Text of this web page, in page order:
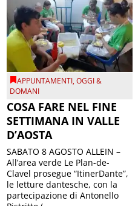
APPUNTAMENTI,OGGI &
DOMANI
COSA FARE NEL FINE
SETTIMANA IN VALLE
D’AOSTA
SABATO 8 AGOSTO ALLEIN –
All’area verde Le Plan-de-
Clavel prosegue “ItinerDante”,
le letture dantesche, con la
partecipazione di Antonello